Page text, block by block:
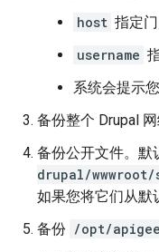
host 指定
username
系统会提示
备份整个 Drupal
备份公开文件。默
drupal/
如果您将它们从默
备份 /opt/